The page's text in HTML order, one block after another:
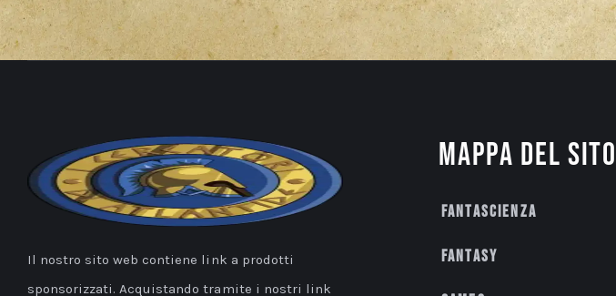
Il nostro sito web contiene link a prodotti
sponsorizzati. Acquistando tramite i nostri link
Mappa del sito
Fantascienza
Fantasy